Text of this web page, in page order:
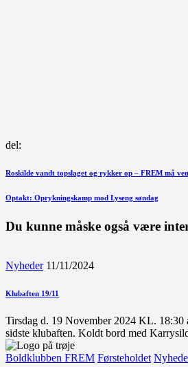
del:
Indlægsnavigation
Forrige
Roskilde vandt topslaget og rykker op – FREM må
Næste
Optakt: Oprykningskamp mod Lyseng søndag
Du kunne måske også være
Nyheder 11/11/2024
Klubaften 19/11
Tirsdag d. 19 November 2024 KL. 18:30
sidste klubaften. Koldt bord med
Boldklubben FREM Førsteholdet